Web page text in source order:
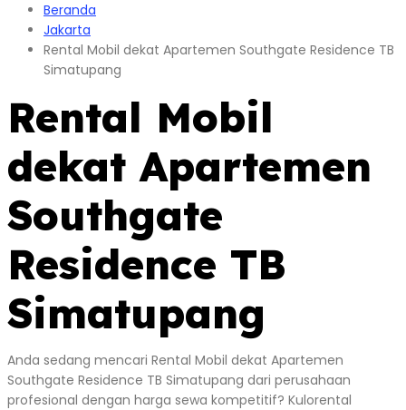
Beranda
Jakarta
Rental Mobil dekat Apartemen Southgate Residence TB
Simatupang
Rental Mobil
dekat Apartemen
Southgate
Residence TB
Simatupang
Anda sedang mencari Rental Mobil dekat Apartemen
Southgate Residence TB Simatupang dari perusahaan
profesional dengan harga sewa kompetitif? Kulorental